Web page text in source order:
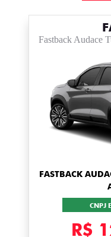
Fastback Audace
FASTBACK
CNPJ
R$